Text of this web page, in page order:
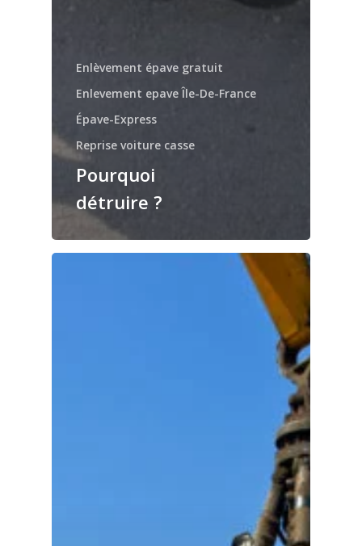
Enlèvement épave gratuit
Enlevement epave Île-De-France
Épave-Express
Reprise voiture casse
Pourquoi
détruire ?